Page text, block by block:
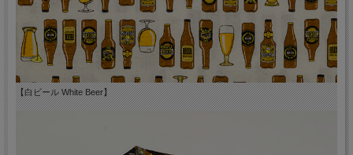
【白ビール White Beer】